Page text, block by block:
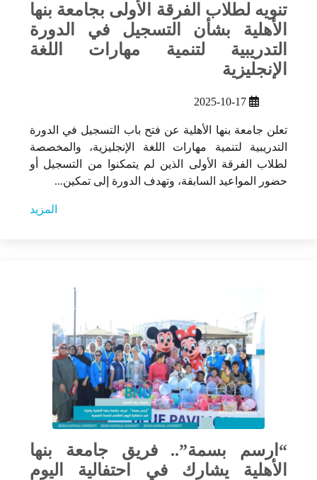
تنويه لطلاب الفرقة الأولى بجامعة بنها
الأهلية بشأن التسجيل في الدورة
التدريبية لتنمية مهارات اللغة
الإنجليزية
2025-10-17
تعلن جامعة بنها الأهلية عن فتح باب التسجيل في الدورة
التدريبية لتنمية مهارات اللغة الإنجليزية، والمخصصة
لطلاب الفرقة الأولى الذين لم يتمكنوا من التسجيل أو
حضور المواعيد السابقة، وتهدف الدورة إلى تمكين...
المزيد
“ارسم بسمة”.. فريق جامعة بنها
الأهلية يشارك في احتفالية اليوم